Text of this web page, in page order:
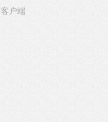
客户端